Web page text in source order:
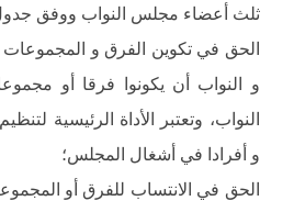
ثلث أعضاء مجلس النواب ووفق
الحق في تكوين الفرق و المجموعات
و النواب أن يكونوا فرقا أو
النواب، وتعتبر الأداة الرئيسية
و أفرادا في أشغال المجلس؛
الحق في الانتساب للفرق أو